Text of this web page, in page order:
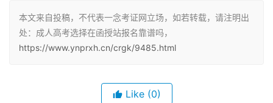
不受网报时间约束
本文来自投稿，不代表一念考证网立场，如若转载，请注明出
处：成人高考选择在函授站报名靠谱吗，
https://www.ynprxh.cn/crgk/9485.html
Like (0)